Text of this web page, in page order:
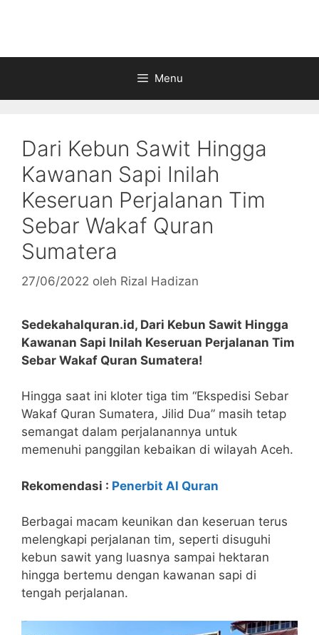
Menu
Dari Kebun Sawit Hingga
Kawanan Sapi Inilah
Keseruan Perjalanan Tim
Sebar Wakaf Quran
Sumatera
27/06/2022 oleh Rizal Hadizan
Sedekahalquran.id, Dari Kebun Sawit Hingga
Kawanan Sapi Inilah Keseruan Perjalanan Tim
Sebar Wakaf Quran Sumatera!
Hingga saat ini kloter tiga tim “Ekspedisi Sebar
Wakaf Quran Sumatera, Jilid Dua” masih tetap
semangat dalam perjalanannya untuk
memenuhi panggilan kebaikan di wilayah Aceh.
Rekomendasi : Penerbit Al Quran
Berbagai macam keunikan dan keseruan terus
melengkapi perjalanan tim, seperti disuguhi
kebun sawit yang luasnya sampai hektaran
hingga bertemu dengan kawanan sapi di
tengah perjalanan.